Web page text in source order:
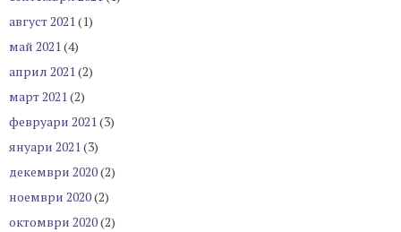
август 2021 (1)
май 2021 (4)
април 2021 (2)
март 2021 (2)
февруари 2021 (3)
януари 2021 (3)
декември 2020(2)
ноември 2020(2)
октомври 2020(2)